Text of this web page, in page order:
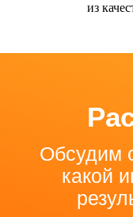
из
Обсудим
какой